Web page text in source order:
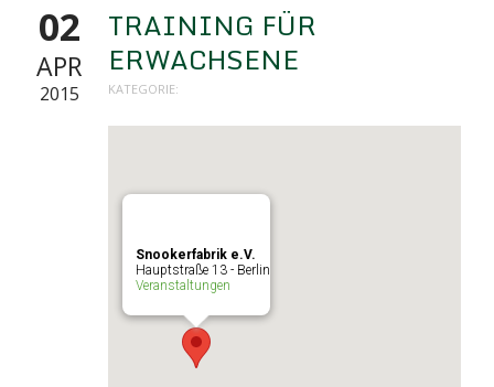
02
APR
2015
TRAINING FÜR
ERWACHSENE
KATEGORIE:
Snookerfabrik e.V.
Hauptstraße 13 - Berlin
Veranstaltungen